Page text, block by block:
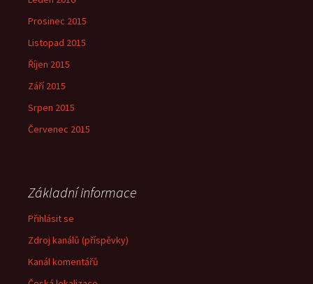
Prosinec 2015
Listopad 2015
Říjen 2015
Září 2015
Srpen 2015
Červenec 2015
Základní informace
Přihlásit se
Zdroj kanálů (příspěvky)
Kanál komentářů